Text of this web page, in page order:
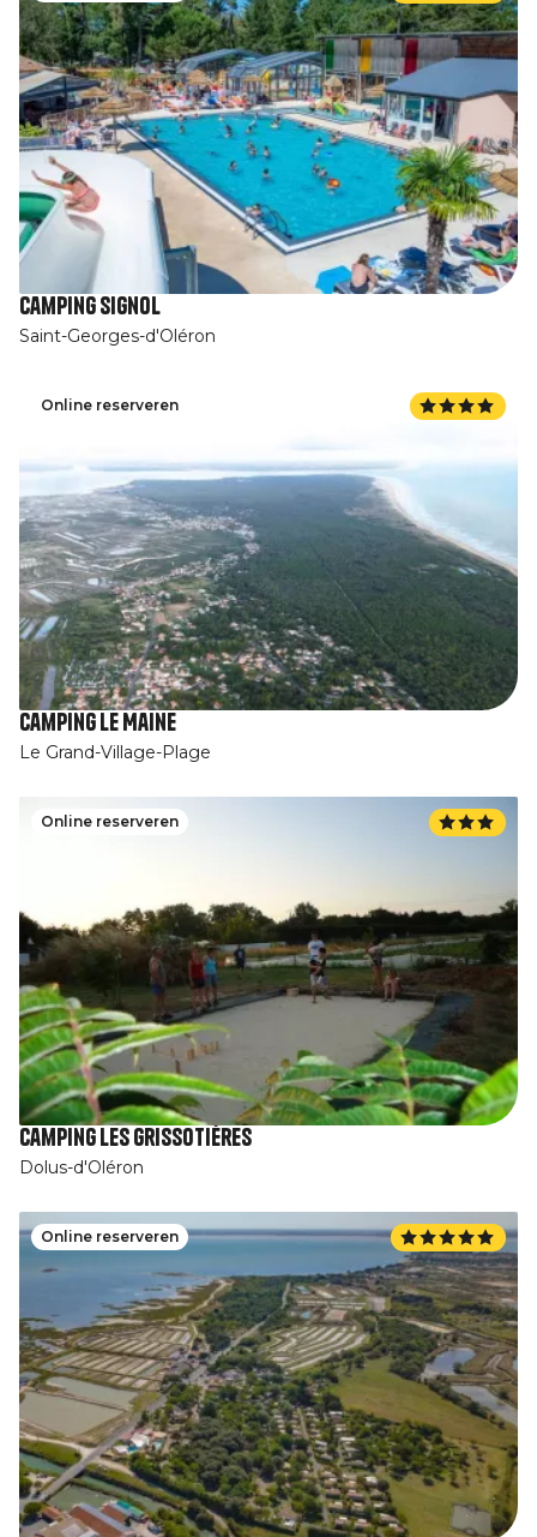
Camping Signol
Saint-Georges-d'Oléron
Online reserveren
Camping Le Maine
Le Grand-Village-Plage
Online reserveren
Camping Les Grissotières
Dolus-d'Oléron
Online reserveren